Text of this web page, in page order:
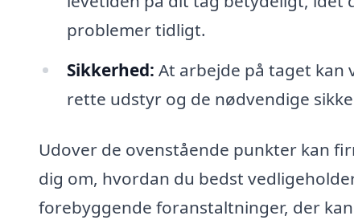
problemer tidligt.
Sikkerhed: At arbejde på taget
rette udstyr og de nødvendige
Udover de ovenstående punkter kan
dig om, hvordan du bedst
forebyggende foranstaltninger, der